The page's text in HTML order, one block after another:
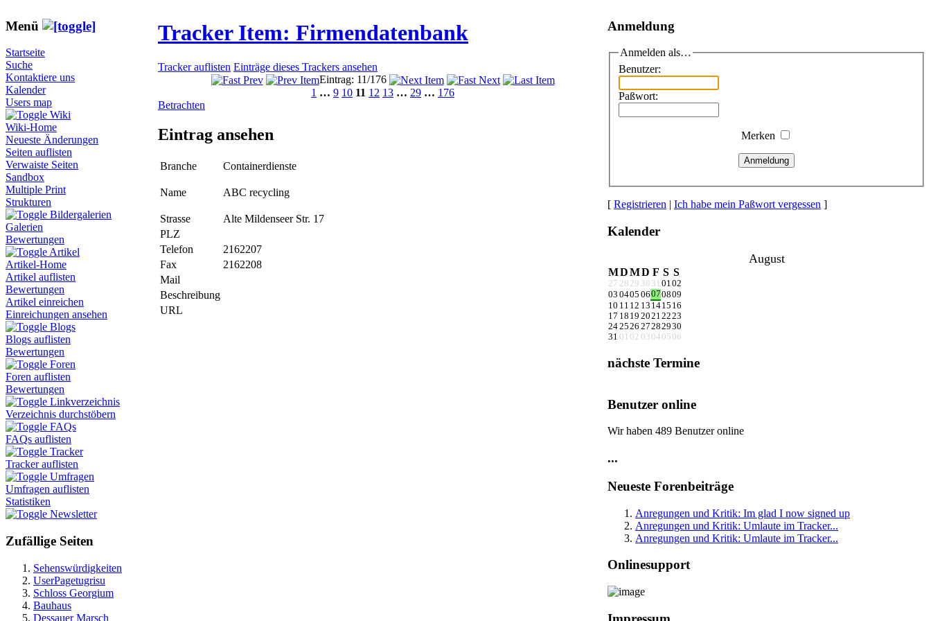
Menü
Startseite
Suche
Kontaktiere uns
Kalender
Users map
Wiki
Wiki-Home
Neueste Änderungen
Seiten auflisten
Verwaiste Seiten
Sandbox
Multiple Print
Strukturen
Bildergalerien
Galerien
Bewertungen
Artikel
Artikel-Home
Artikel auflisten
Bewertungen
Artikel einreichen
Einreichungen ansehen
Blogs
Blogs auflisten
Bewertungen
Foren
Foren auflisten
Bewertungen
Linkverzeichnis
Verzeichnis durchstöbern
FAQs
FAQs auflisten
Tracker
Tracker auflisten
Umfragen
Umfragen auflisten
Statistiken
Newsletter
Zufällige Seiten
Sehenswürdigkeiten
UserPagetugrisu
Schloss Georgium
Bauhaus
Dessauer Marsch
Tracker Item: Firmendatenbank
Tracker auflisten Einträge dieses Trackers ansehen
Eintrag: 11/176
1 … 9 10 11 12 13 … 29 … 176
Betrachten
Eintrag ansehen
Branche Containerdienste
Name ABC recycling
Strasse
Alte Mildenseer Str. 17
PLZ
Telefon
2162207
Fax
2162208
Mail
Beschreibung
URL
Anmeldung
Anmelden als…
Benutzer:
Paßwort:
Merken
Anmeldung
[ Registrieren | Ich habe mein Paßwort vergessen ]
Kalender
August
MDMD F S S
27 28 29 30 31 0102
03 0405 06070809
10 11 12 13 1415 16
17 18 19 20212223
242526 27282930
31 01 02 03 04 05 06
nächste Termine
Benutzer online
Wir haben 489 Benutzer online
...
Neueste Forenbeiträge
Anregungen und Kritik: Im glad I now signed up
Anregungen und Kritik: Umlaute im Tracker...
Anregungen und Kritik: Umlaute im Tracker...
Onlinesupport